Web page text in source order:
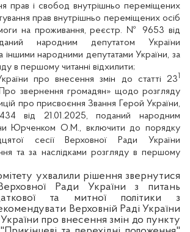
прав і свобод внутрішньо переміщених
прав внутрішньо переміщених осіб
на проживання, реєстр. № 9653 від
народним депутатом України
народними депутатами України, за
в першому читанні відхилити;
про внесення змін до статті 23
звернення громадян» щодо розгляду
про присвоєння Звання Герой України,
від 21.01.2025, поданий народним
Юрченком О.М., включити до порядку
сесії Верховної Ради України
та за наслідками розгляду в першому
ухвалили рішення звернутися
Ради України з питань
та митної політики з
Верховній Раді України
про внесення змін до пункту